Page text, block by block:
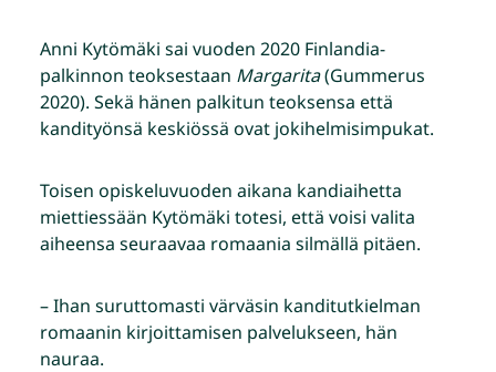
Anni Kytömäki sai vuoden 2020 Finlandia-
palkinnon teoksestaan Margarita(Gummerus
2020). Sekä hänen palkitun teoksensa että
kandityönsä keskiössä ovat jokihelmisimpukat.
Toisen opiskeluvuoden aikana kandiaihetta
miettiessään Kytömäki totesi, että voisi valita
aiheensa seuraavaa romaania silmällä pitäen.
– Ihan suruttomasti värväsin kanditutkielman
romaanin kirjoittamisen palvelukseen, hän
nauraa.